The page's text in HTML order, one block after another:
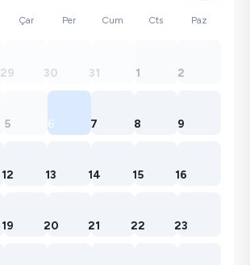
Çar Per Cum Cts Paz
29 30 31 1 2
5 6 7 8 9
12 13 14 15 16
19 20 21 22 23